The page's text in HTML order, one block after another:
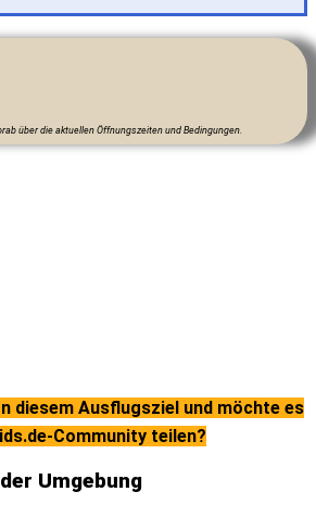
über die aktuellen Öffnungszeiten und Bedingungen.
diesem Ausflugsziel und möchte es
Community teilen?
Umgebung